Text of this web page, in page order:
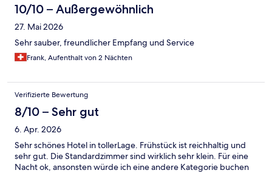
10/10 – Außergewöhnlich
27. Mai 2026
Sehr sauber, freundlicher Empfang und Service
Frank, Aufenthalt von 2 Nächten
Verifizierte Bewertung
8/10 – Sehr gut
6. Apr. 2026
Sehr schönes Hotel in tollerLage. Frühstück ist reichhaltig und
sehr gut. Die Standardzimmer sind wirklich sehr klein. Für eine
Nacht ok, ansonsten würde ich eine andere Kategorie buchen